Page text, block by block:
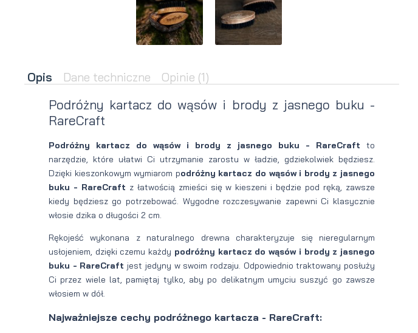
brody
na
do brody
Suszarka
Opis Dane techniczne Opinie (1)
Podróżny kartacz do wąsów i brody z jasnego buku -
RareCraft
Podróżny kartacz do wąsów i brody z jasnego buku - RareCraft to
narzędzie, które ułatwi Ci utrzymanie zarostu w ładzie, gdziekolwiek będziesz.
Dzięki kieszonkowym wymiarom podróżny kartacz do wąsów i brody z jasnego
buku - RareCraft z łatwością zmieści się w kieszeni i będzie pod ręką, zawsze
kiedy będziesz go potrzebować. Wygodne rozczesywanie zapewni Ci klasycznie
włosie dzika o długości 2 cm.
Rękojeść wykonana z naturalnego drewna charakteryzuje się nieregularnym
usłojeniem, dzięki czemu każdy podróżny kartacz do wąsów i brody z jasnego
buku - RareCraft jest jedyny w swoim rodzaju. Odpowiednio traktowany posłuży
Ci przez wiele lat, pamiętaj tylko, aby po delikatnym umyciu suszyć go zawsze
włosiem w dół.
Najważniejsze cechy podróżnego kartacza - RareCraft: